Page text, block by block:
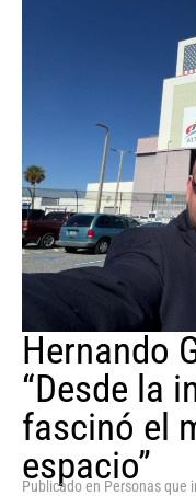
Hernando
“Desde la
fascinó el
espacio”
Publicado en Personas que